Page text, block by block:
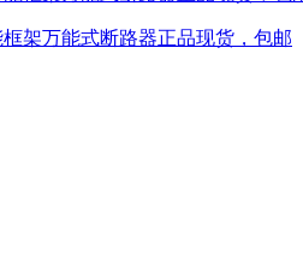
架万能式断路器正品现货，包邮